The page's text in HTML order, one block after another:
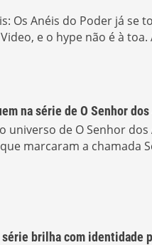
Os Anéis do Poder já se
e o hype não é à
na série de O Senhor
universo de O Senhor dos
marcaram a chamada
brilha com identidade